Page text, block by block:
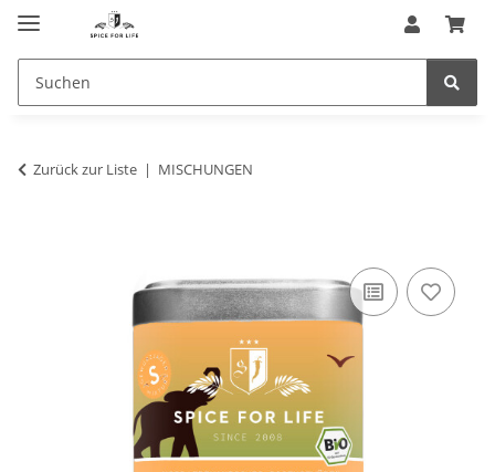
Zurück zur Liste MISCHUNGEN